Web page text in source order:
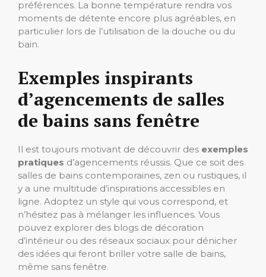
préférences. La bonne température rendra vos
moments de détente encore plus agréables, en
particulier lors de l’utilisation de la douche ou du
bain.
Exemples inspirants
d’agencements de salles
de bains sans fenêtre
Il est toujours motivant de découvrir des exemples
pratiques d’agencements réussis. Que ce soit des
salles de bains contemporaines, zen ou rustiques, il
y a une multitude d’inspirations accessibles en
ligne. Adoptez un style qui vous correspond, et
n’hésitez pas à mélanger les influences. Vous
pouvez explorer des blogs de décoration
d’intérieur ou des réseaux sociaux pour dénicher
des idées qui feront briller votre salle de bains,
même sans fenêtre.